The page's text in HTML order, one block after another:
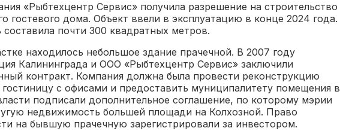
«Рыбтехцентр Сервис» получила разрешение на строительство
гостевого дома. Объект ввели в эксплуатацию в конце 2024 года.
почти 300 квадратных метров.
находилось небольшое здание прачечной. В 2007 году
Калининграда и ООО «Рыбтехцентр Сервис» заключили
контракт. Компания должна была провести реконструкцию
с офисами и предоставить муниципалитету помещения в
подписали дополнительное соглашение, по которому мэрии
недвижимость большей площади на Колхозной. Право
на бывшую прачечную зарегистрировали за инвестором.